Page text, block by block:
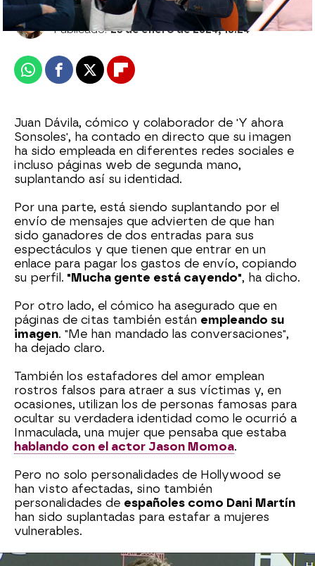
Sara Ruiz
Publicado:23 de enero de 2024, 18:24
WhatsappFacebook
X Flipboard
Juan Dávila, cómico y colaborador de 'Y ahora
Sonsoles', ha contado en directo que su imagen
ha sido empleada en diferentes redes sociales e
incluso páginas web de segunda mano,
suplantando así su identidad.
Por una parte, está siendo suplantando por el
envío de mensajes que advierten de que han
sido ganadores de dos entradas para sus
espectáculos y que tienen que entrar en un
enlace para pagar los gastos de envío, copiando
su perfil. "Mucha gente está cayendo", ha dicho.
Por otro lado, el cómico ha asegurado que en
páginas de citas también están empleando su
imagen. "Me han mandado las conversaciones",
ha dejado claro.
También los estafadores del amor emplean
rostros falsos para atraer a sus víctimas y, en
ocasiones, utilizan los de personas famosas para
ocultar su verdadera identidad como le ocurrió a
Inmaculada, una mujer que pensaba que estaba
hablando con el actor Jason Momoa.
Pero no solo personalidades de Hollywood se
han visto afectadas, sino también
personalidades de españoles como Dani Martín
han sido suplantadas para estafar a mujeres
vulnerables.